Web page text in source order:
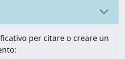
per citare o creare un